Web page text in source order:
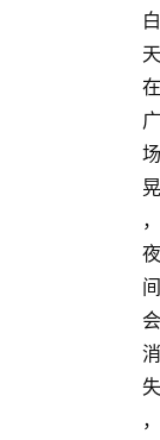
白
天
在
广
场
晃
，
夜
间
会
消
失
，